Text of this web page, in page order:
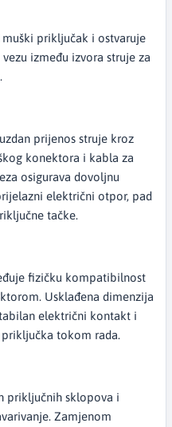
priključak i ostvaruje
između izvora struje za
prijenos struje kroz
konektora i kabla za
osigurava dovoljnu
električni otpor, pad
tačke.
fizičku kompatibilnost
Usklađena dimenzija
električni kontakt i
tokom rada.
priključnih sklopova i
Zamjenom